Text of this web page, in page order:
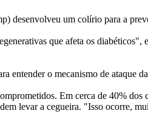
desenvolveu um colírio para a
que afeta os diabéticos",
entender o mecanismo de ataque
Em cerca de 40% dos
levar a cegueira. "Isso ocorre,